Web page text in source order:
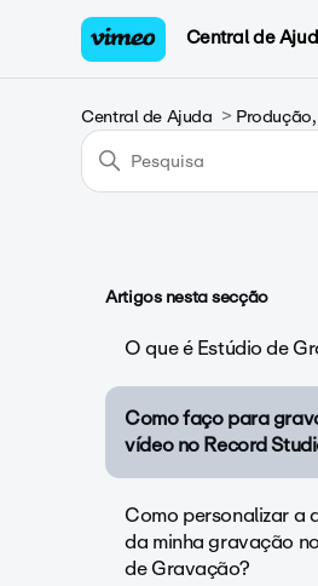
Central de
Central de Ajuda
Artigos nesta secção
O que é Estúdio de
Como faço para
vídeo no Record
Como personalizar a
da minha gravação
de Gravação?